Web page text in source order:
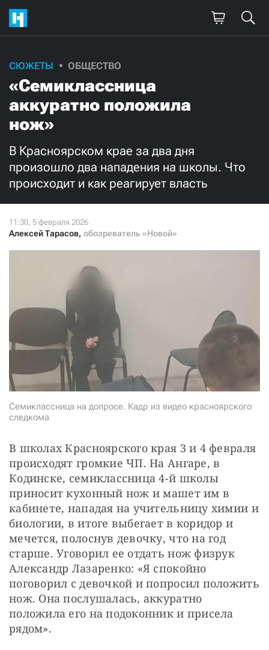
СЮЖЕТЫ ОБЩЕСТВО
«Семиклассница
аккуратно положила
нож»
В Красноярском крае за два дня
произошло два нападения на школы. Что
происходит и как реагирует власть
Алексей Тарасов, обозреватель «Новой»
Семиклассница на допросе. Кадр из видео красноярского
следкома
В школах Красноярского края 3 и 4 февраля
происходят громкие ЧП. На Ангаре, в
Кодинске, семиклассница 4-й школы
приносит кухонный нож и машет им в
кабинете, нападая на учительницу химии и
биологии, в итоге выбегает в коридор и
мечется, полоснув девочку, что на год
старше. Уговорил ее отдать нож физрук
Александр Лазаренко: «Я спокойно
поговорил с девочкой и попросил положить
нож. Она послушалась, аккуратно
положила его на подоконник и присела
рядом».
Поддержите
нашу работу!
Ежемесячно Разово
я принимаю условия и подтверждаю свое гражданство РФ
СТАТЬ СОУЧАСТНИКОМ
ПОДЕЛИТЬСЯ С ДРУЗЬЯМИ
Если у вас есть вопросы, пишите donate@novayagazeta.ruили
+7 (929) 612-03-68